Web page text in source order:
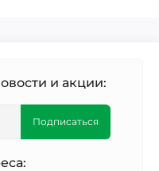
и акции:
Подписаться